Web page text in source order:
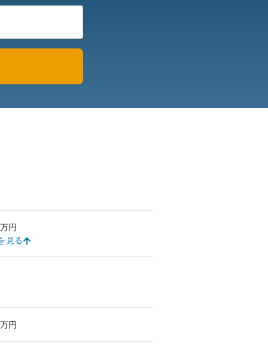
万円
見る
万円